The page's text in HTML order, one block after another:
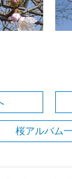
桜アルバム